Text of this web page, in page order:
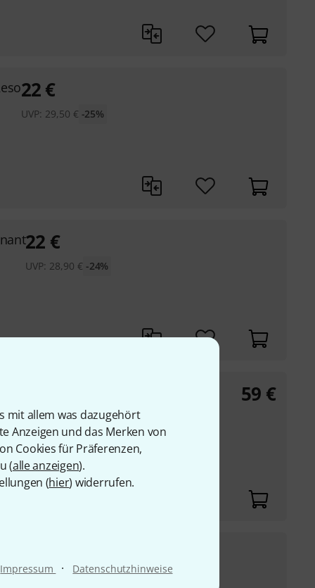
mit allem was dazugehört
Anzeigen und das Merken von
Cookies für Präferenzen,
(alle anzeigen).
(hier) widerrufen.
Impressum · Datenschutzhinweise
22€
UVP: 29,50 € -25%
22 €
UVP: 28,90 € -24%
umschließen ein
was zu hoher ...
59 €
UVP: 28,90 € -24%